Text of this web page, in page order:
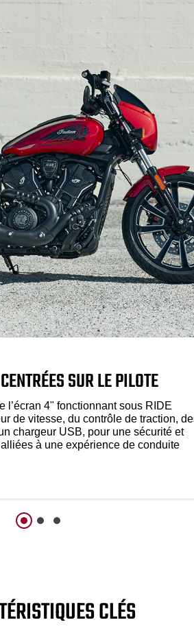
SUR LE PILOTE
l’écran 4" fonctionnant sous RIDE
de vitesse, du contrôle de traction,
chargeur USB, pour une sécurité et
à une expérience de conduite
CLÉS